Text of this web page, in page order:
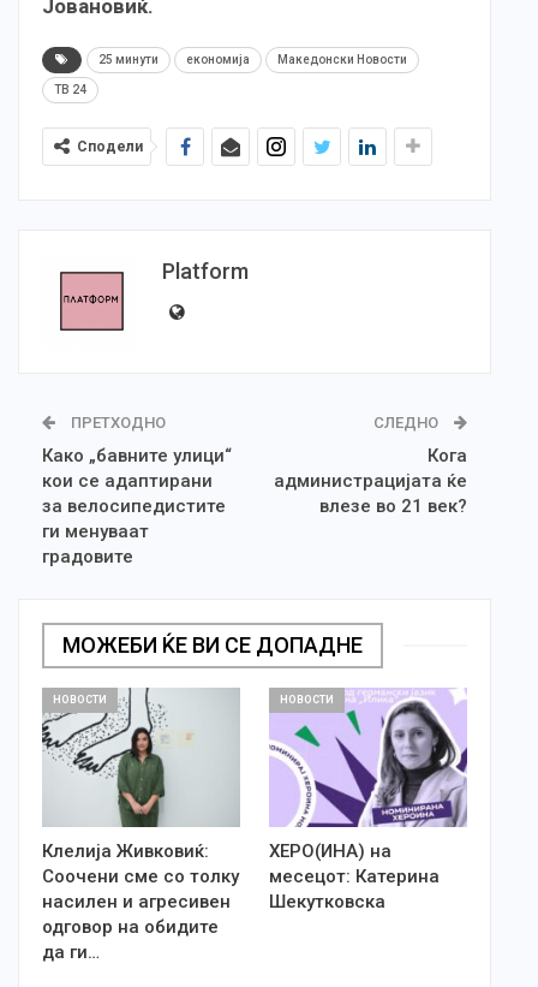
Јовановиќ.
25 минути економија Македонски Новости
ТВ 24
Сподели
Platform
ПРЕТХОДНО
Како „бавните улици“
кои се адаптирани
за велосипедистите
ги менуваат
градовите
СЛЕДНО
Кога
администрацијата ќе
влезе во 21 век?
МОЖЕБИ ЌЕ ВИ СЕ ДОПАДНЕ
НОВОСТИ
Клелија Живковиќ:
Соочени сме со толку
насилен и агресивен
одговор на обидите
да ги…
НОВОСТИ
ХЕРО(ИНА) на
месецот: Катерина
Шекутковска